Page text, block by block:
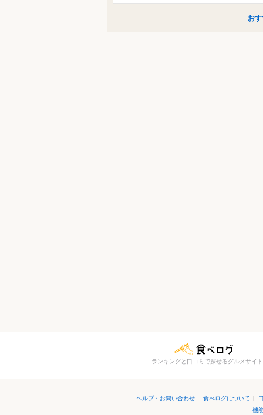
お
ランキングと口コミで探せるグルメサイト
ヘルプ・お問い合わせ | 食べログについて |
機